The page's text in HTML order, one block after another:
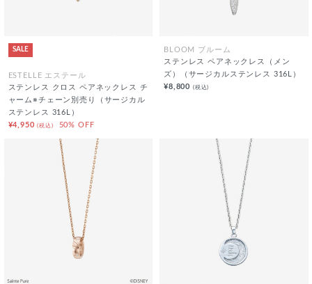
SALE
ESTELLE エステール
ステンレス クロス ペアネックレス チ
ャーム※チェーン別売り（サージカル
ステンレス 316L）
¥4,950(税込) 50% OFF
BLOOM ブルーム
ステンレス ペアネックレス（メン
ズ）（サージカルステンレス 316L）
¥8,800 (税込)